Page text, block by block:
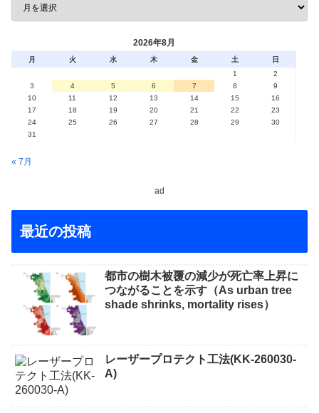
2026年8月
月 火 水 木 金 土
日
1
2
3
4 5 6 7 8
9
10
11 12 13 14 15
16
17
18 19 20 21 22
23
24
25 26 27 28 29
30
31
« 7月
ad
最近の投稿
都市の樹木被覆の減少が死亡率上昇に
つながることを示す（As urban tree
shade shrinks, mortality rises）
レーザープロテクト⼯法(KK-260030-
A)